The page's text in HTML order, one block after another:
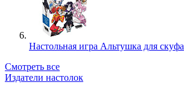
Настольная игра Альтушка для скуфа
Смотреть все
Издатели настолок